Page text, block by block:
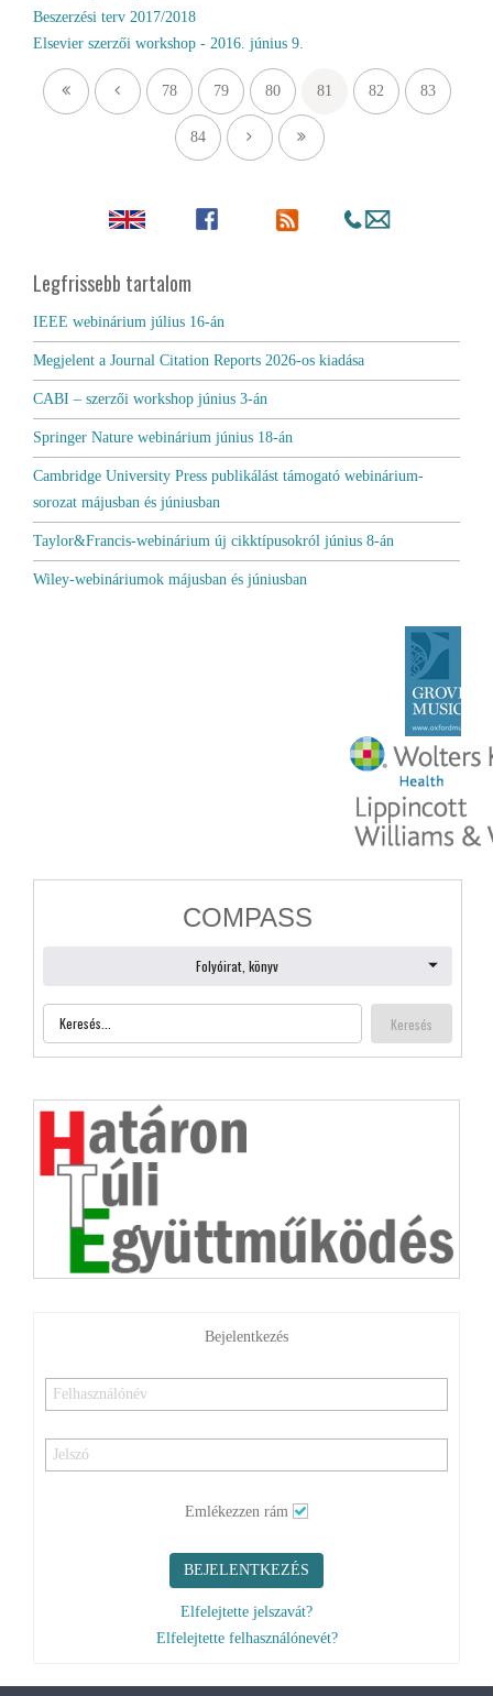
Beszerzési terv 2017/2018
Elsevier szerzői workshop - 2016. június 9.
78 79 80 81 82 83
84
Legfrissebb tartalom
IEEE webinárium július 16-án
Megjelent a Journal Citation Reports 2026-os kiadása
CABI – szerzői workshop június 3-án
Springer Nature webinárium június 18-án
Cambridge University Press publikálást támogató webinárium-
sorozat májusban és júniusban
Taylor&Francis-webinárium új cikktípusokról június 8-án
Wiley-webináriumok májusban és júniusban
Bejelentkezés
Elfelejtette jelszavát?